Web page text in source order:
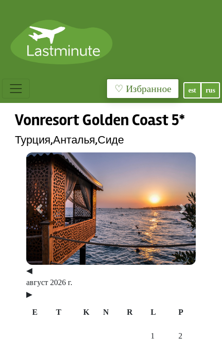
♡ Избранное est rus
Vonresort Golden Coast 5*
Турция,Анталья,Сиде
Previous Next
◀
август 2026 г.
▶
E T K N R L P
1 2